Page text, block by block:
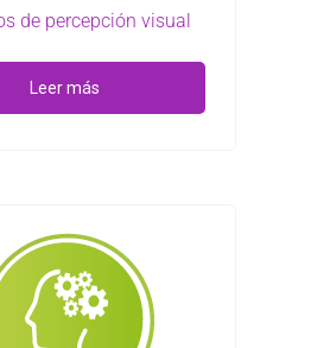
de percepción visual
Leer más